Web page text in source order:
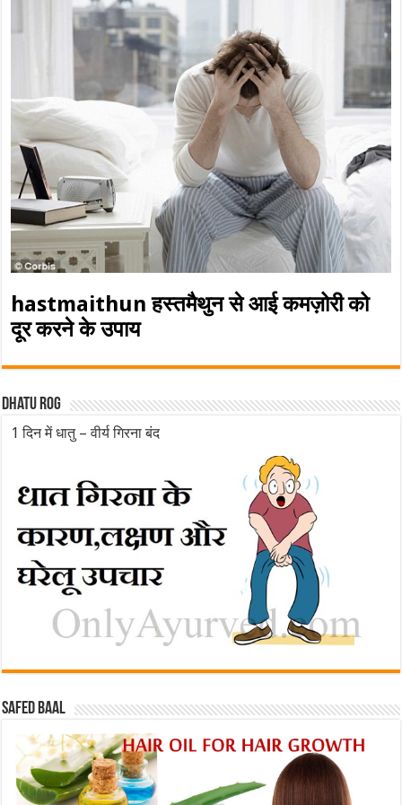
hastmaithun हस्तमैथुन से आई कमज़ोरी को
दूर करने के उपाय
Dhatu rog
1 दिन में धातु – वीर्य गिरना बंद
Safed baal